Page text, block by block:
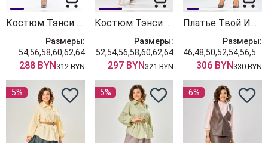
Костюм Тэнси 416 шоколадный + бежевый
Размеры:
54,56,58,60,62,64
288 BYN312 BYN
Костюм Тэнси 415 серый + молоко
Размеры:
52,54,56,58,60,62,64
297 BYN321 BYN
Платье Твой Имидж 2556 оливковый в клетку
Размеры:
306 BYN330 BYN
5% 5% 6%